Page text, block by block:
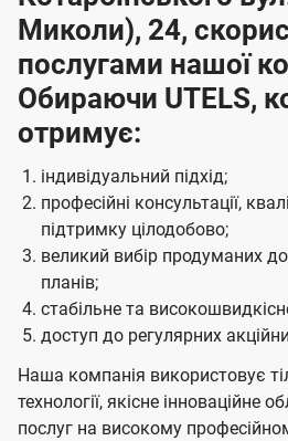
Миколи), 24,
послугами нашої
Обираючи UTELS,
отримує:
індивідуальний підхід;
професійні консультації,
підтримку цілодобово;
великий вибір продуманих
планів;
стабільне та
доступ до регулярних
Наша компанія використовує
технології, якісне інноваційне
послуг на високому